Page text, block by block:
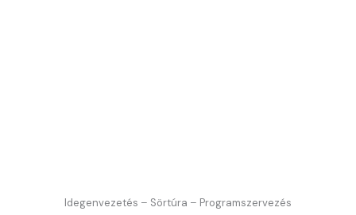
Idegenvezetés – Sörtúra – Programszervezés